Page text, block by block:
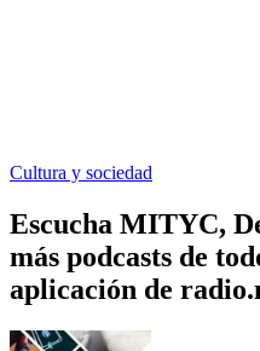
Cultura y sociedad
Escucha MITYC,
más podcasts de
aplicación de